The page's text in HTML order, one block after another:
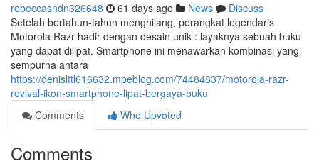
rebeccasndn326648 61 days ago News
Discuss
Setelah bertahun-tahun menghilang, perangkat legendaris
Motorola Razr hadir dengan desain unik : layaknya sebuah buku
yang dapat dilipat. Smartphone ini menawarkan kombinasi yang
sempurna antara
https://denislttl616632.mpeblog.com/74484837/motorola-razr-
revival-ikon-smartphone-lipat-bergaya-buku
Comments
Who Upvoted
Comments